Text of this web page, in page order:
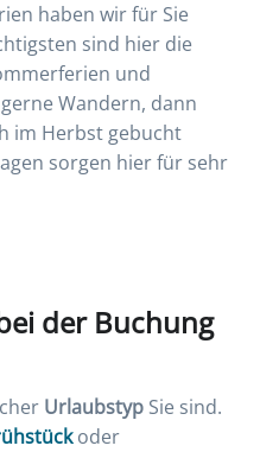
haben wir für Sie
sind hier die
und
Wandern, dann
im Herbst gebucht
sorgen hier für sehr
der Buchung
Urlaubstyp Sie sind.
oder